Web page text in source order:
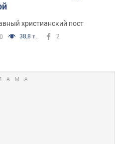
христианский пост
38,8 т. 2